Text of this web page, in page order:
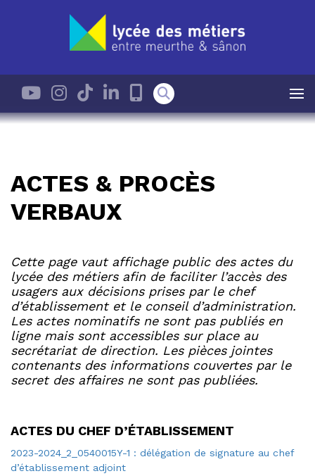
ACTES & PROCÈS
VERBAUX
Cette page vaut affichage public des actes du
lycée des métiers afin de faciliter l’accès des
usagers aux décisions prises par le chef
d’établissement et le conseil d’administration.
Les actes nominatifs ne sont pas publiés en
ligne mais sont accessibles sur place au
secrétariat de direction. Les pièces jointes
contenants des informations couvertes par le
secret des affaires ne sont pas publiées.
ACTES DU CHEF D’ÉTABLISSEMENT
2023-2024_2_0540015Y-1 : délégation de signature au chef
d’établissement adjoint